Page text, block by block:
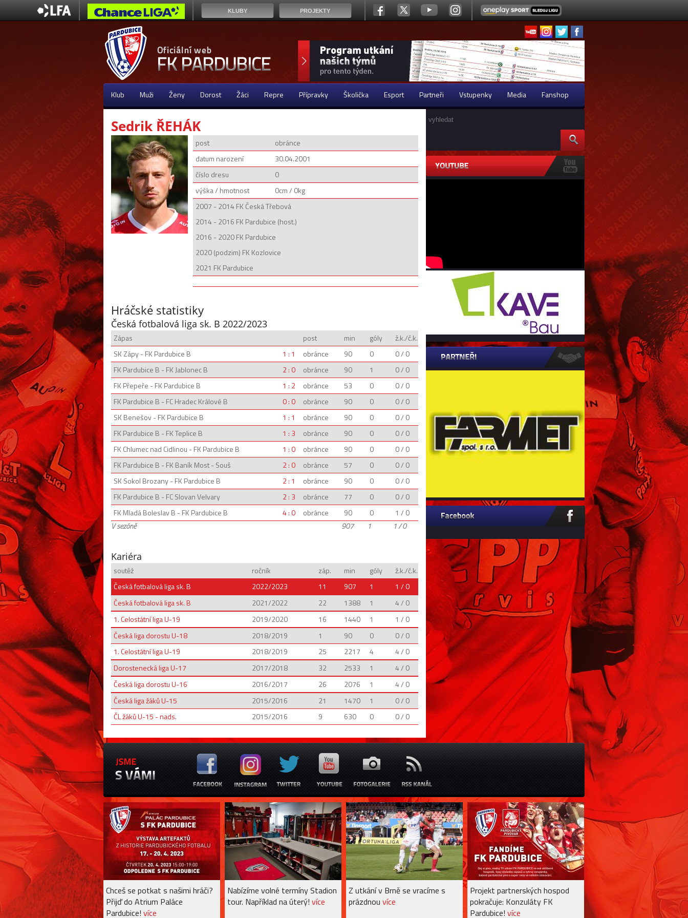
Klub Muži Ženy Dorost Žáci Repre Přípravky Školička Esport Partneři Vstupenky Media Fanshop
Sedrik ŘEHÁK
post
obránce
datum narození
30.04.2001
číslo dresu
0
výška / hmotnost
0cm / 0kg
2007 - 2014 FK Česká Třebová
2014 - 2016 FK Pardubice (host.)
2016 - 2020 FK Pardubice
2020 (podzim) FK Kozlovice
2021 FK Pardubice
Hráčské statistiky
Česká fotbalová liga sk. B 2022/2023
Zápas post min góly
ž.k./č.k.
SK Zápy - FK Pardubice B
1 : 1 obránce 90 0
0 / 0
FK Pardubice B - FK Jablonec B
2 : 0 obránce 90 1
0 / 0
FK Přepeře - FK Pardubice B
1 : 2 obránce 53 0
0 / 0
FK Pardubice B - FC Hradec Králové B
0 : 0 obránce 90 0
0 / 0
SK Benešov - FK Pardubice B
1 : 1 obránce 90 0
0 / 0
FK Pardubice B - FK Teplice B
1 : 3 obránce 90 0
0 / 0
FK Chlumec nad Cidlinou - FK Pardubice B
1 : 0 obránce 90 0
0 / 0
FK Pardubice B - FK Baník Most - Souš
2 : 0 obránce 57 0
0 / 0
SK Sokol Brozany - FK Pardubice B
2 : 1 obránce 90 0
0 / 0
FK Pardubice B - FC Slovan Velvary
2 : 3 obránce 77 0
0 / 0
FK Mladá Boleslav B - FK Pardubice B
4 : 0 obránce 90 0
1 / 0
V sezóně
907 1 1 / 0
Kariéra
soutěž ročník záp. min góly
ž.k./č.k.
Česká fotbalová liga sk. B
2022/2023 11 907 1
1 / 0
Česká fotbalová liga sk. B
2021/2022 22 1388 1
4 / 0
1. Celostátní liga U-19
2019/2020 16 1440 1
1 / 0
Česká liga dorostu U-18
2018/2019 1 90 0
0 / 0
1. Celostátní liga U-19
2018/2019 25 2217 4
4 / 0
Dorostenecká liga U-17
2017/2018 32 2533 1
4 / 0
Česká liga dorostu U-16
2016/2017 26 2076 1
4 / 0
Česká liga žáků U-15
2015/2016 21 1470 1
0 / 0
ČL žáků U-15 - nads.
2015/2016 9 630 0 0 / 0
Chceš se potkat s našimi hráči?
Přijď do Atrium Paláce
Pardubice! více
Nabízíme volné termíny Stadion
tour. Například na úterý! více
Z utkání v Brně se vracíme s
prázdnou více
Projekt partnerských hospod
pokračuje: Konzuláty FK
Pardubice! více
KLUBY PROJEKTY